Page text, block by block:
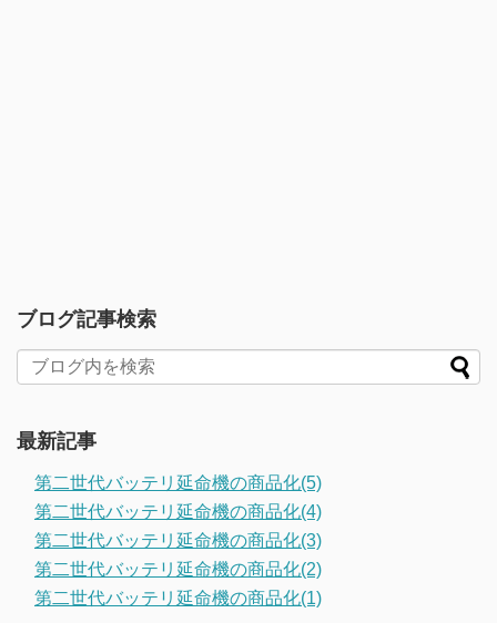
ブログ記事検索
最新記事
第二世代バッテリ延命機の商品化(5)
第二世代バッテリ延命機の商品化(4)
第二世代バッテリ延命機の商品化(3)
第二世代バッテリ延命機の商品化(2)
第二世代バッテリ延命機の商品化(1)